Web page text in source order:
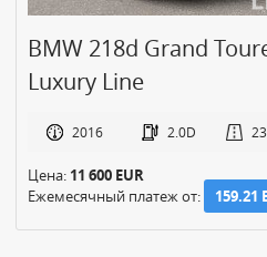
BMW 218d Grand
Luxury Line
2016 2.0D
Цена: 11 600 EUR
Ежемесячный платеж от:
159.21